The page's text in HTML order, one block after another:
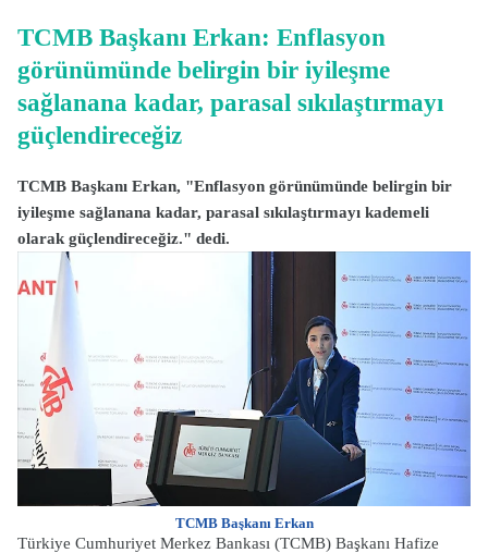
TCMB Başkanı Erkan: Enflasyon
görünümünde belirgin bir iyileşme
sağlanana kadar, parasal sıkılaştırmayı
güçlendireceğiz
TCMB Başkanı Erkan, "Enflasyon görünümünde belirgin bir
iyileşme sağlanana kadar, parasal sıkılaştırmayı kademeli
olarak güçlendireceğiz." dedi.
TCMB Başkanı Erkan
Türkiye Cumhuriyet Merkez Bankası (TCMB) Başkanı Hafize